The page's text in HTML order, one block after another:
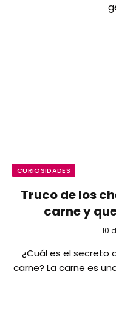
CURIOSIDADES
Truco de los
carne y
10
¿Cuál es el secreto
carne? La carne es